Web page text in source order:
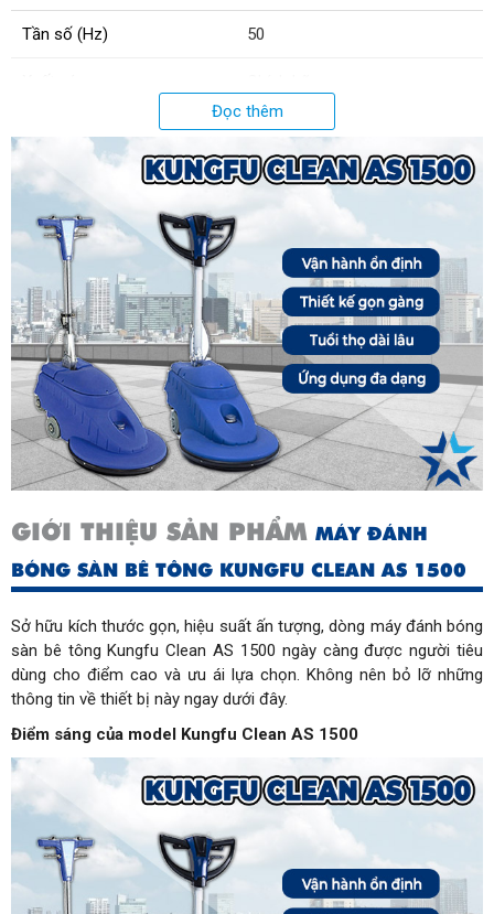
Tần số (Hz) 50
Tay cầm
Bảo hành (tháng) 12
Đọc thêm
GIỚI THIỆU SẢN PHẨM MÁY ĐÁNH
BÓNG SÀN BÊ TÔNG KUNGFU CLEAN AS 1500
Sở hữu kích thước gọn, hiệu suất ấn tượng, dòng máy đánh bóng
sàn bê tông Kungfu Clean AS 1500 ngày càng được người tiêu
dùng cho điểm cao và ưu ái lựa chọn. Không nên bỏ lỡ những
thông tin về thiết bị này ngay dưới đây.
Điểm sáng của model Kungfu Clean AS 1500